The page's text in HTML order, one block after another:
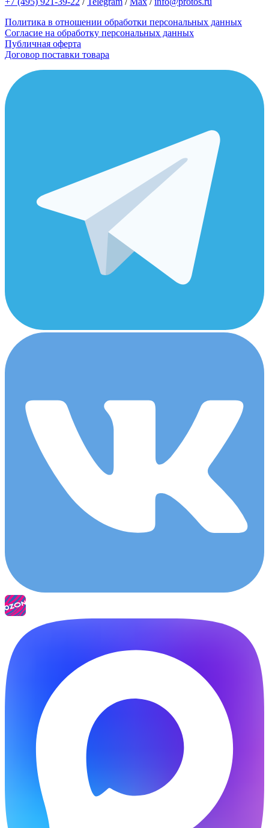
Политика в отношении обработки персональных данных
Согласие на обработку персональных данных
Публичная оферта
Договор поставки товара